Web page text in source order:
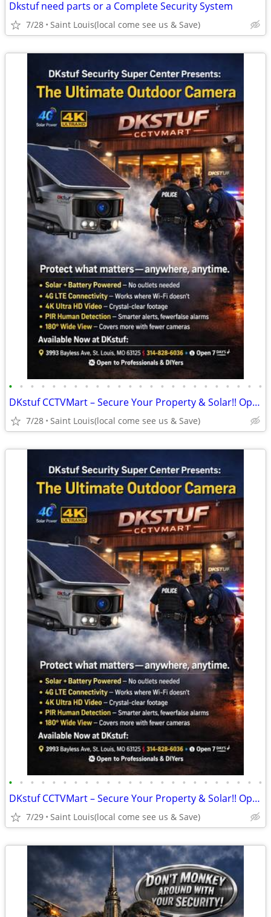
Dkstuf need parts or a Complete Security System
7/28 Saint Louis(local come see us & Save)
• • • • • • • • • • • • • • • • • • • • • • • •
DKstuf CCTVMart – Secure Your Property & Solar!! Open 7 Days A Week!
7/28 Saint Louis(local come see us & Save)
• • • • • • • • • • • • • • • • • • • • • • • •
DKstuf CCTVMart – Secure Your Property & Solar!! Open 7 Days A Week!
7/29 Saint Louis(local come see us & Save)